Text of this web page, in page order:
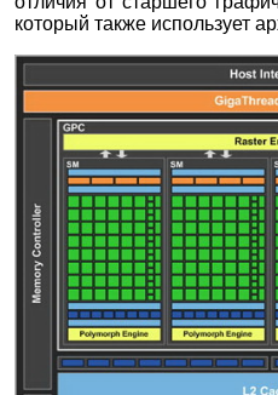
который также использует